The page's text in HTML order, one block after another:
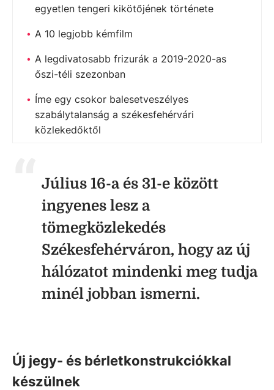
egyetlen tengeri kikötőjének története
A 10 legjobb kémfilm
A legdivatosabb frizurák a 2019-2020-as
őszi-téli szezonban
Íme egy csokor balesetveszélyes
szabálytalanság a székesfehérvári
közlekedőktől
Július 16-a és 31-e között
ingyenes lesz a
tömegközlekedés
Székesfehérváron, hogy az új
hálózatot mindenki meg tudja
minél jobban ismerni.
Új jegy- és bérletkonstrukciókkal
készülnek